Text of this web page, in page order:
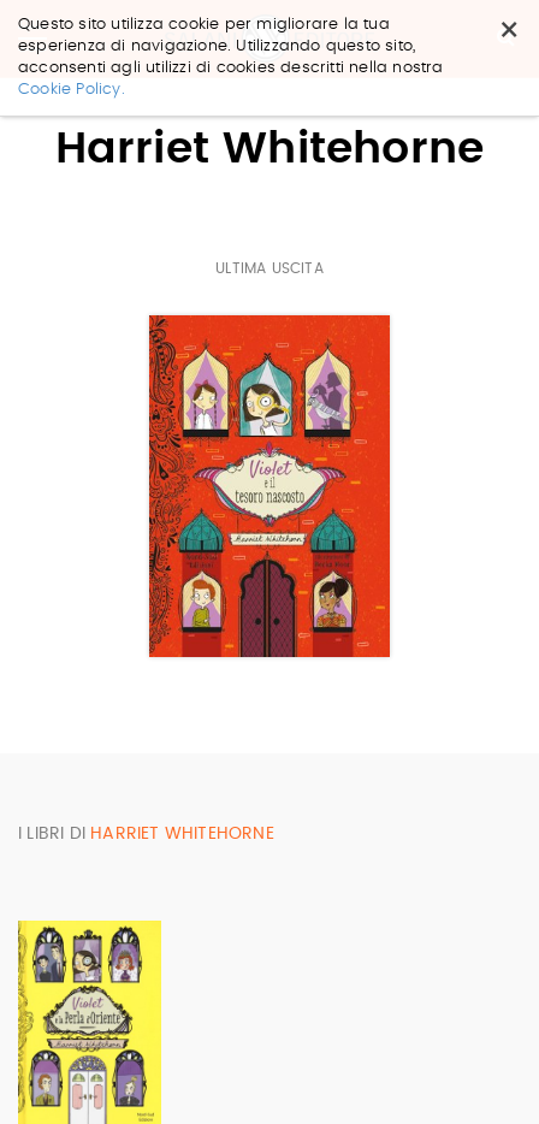
×
Questo sito utilizza cookie per migliorare la tua
esperienza di navigazione. Utilizzando questo sito,
acconsenti agli utilizzi di cookies descritti nella nostra
Cookie Policy.
Salta
Harriet Whitehorne
ULTIMA USCITA
I LIBRI DI HARRIET WHITEHORNE